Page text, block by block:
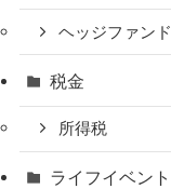
ヘッジファンド
税金
所得税
ライフイベント